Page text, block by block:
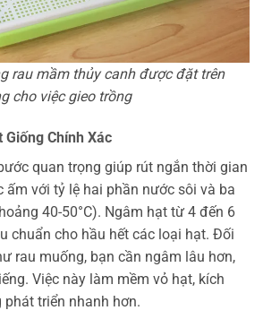
rau mầm thủy canh được đặt trên
cho việc gieo trồng
Giống Chính Xác
quan trọng giúp rút ngắn thời gian
ấm với tỷ lệ hai phần nước sôi và ba
40-50°C). Ngâm hạt từ 4 đến 6
chuẩn cho hầu hết các loại hạt. Đối
rau muống, bạn cần ngâm lâu hơn,
Việc này làm mềm vỏ hạt, kích
triển nhanh hơn.